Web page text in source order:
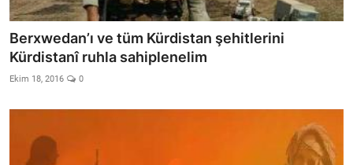
Berxwedan’ı ve tüm Kürdistan şehitlerini
Kürdistanî ruhla sahiplenelim
Ekim 18, 2016 0